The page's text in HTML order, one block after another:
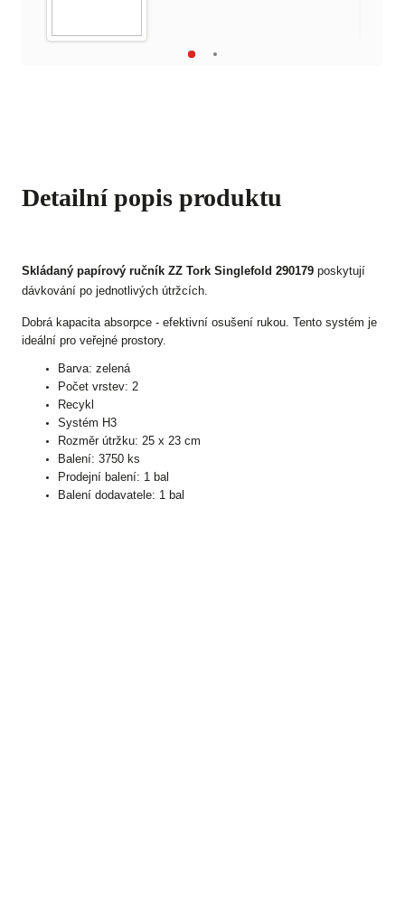
Detailní popis produktu
Skládaný papírový ručník ZZ Tork Singlefold 290179 poskytují
dávkování po jednotlivých útržcích.
Dobrá kapacita absorpce - efektivní osušení rukou. Tento systém je
ideální pro veřejné prostory.
Barva: zelená
Počet vrstev: 2
Recykl
Systém H3
Rozměr útržku: 25 x 23 cm
Balení: 3750 ks
Prodejní balení: 1 bal
Balení dodavatele: 1 bal